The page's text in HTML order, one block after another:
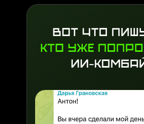
Вот что
кто уже
ИИ-